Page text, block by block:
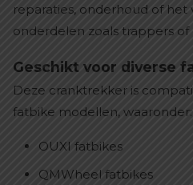
reparaties, onderhoud of het
onderdelen zoals trappers of
Geschikt voor diverse
Deze cranktrekker is
fatbike modellen, waaronder:
OUXI fatbikes
QMWheel fatbikes